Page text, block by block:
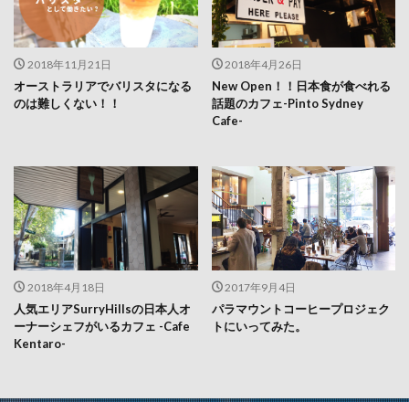
2018年11月21日
オーストラリアでバリスタになる
のは難しくない！！
2018年4月26日
New Open！！日本食が食べれる
話題のカフェ-Pinto Sydney
Cafe-
2018年4月18日
人気エリアSurryHillsの日本人オ
ーナーシェフがいるカフェ -Cafe
Kentaro-
2017年9月4日
パラマウントコーヒープロジェク
トにいってみた。